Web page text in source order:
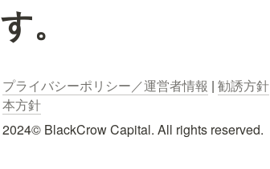
す。
プライバシーポリシー／運営者情報 | 勧誘方針
本方針
2024© BlackCrow Capital. All rights reserved.